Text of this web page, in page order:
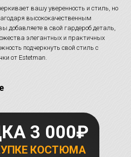
вашу уверенность и стиль, но
высококачественным
добавляете в свой гардероб деталь,
элегантных и практичных
подчеркнуть свой стиль с
от Estetman.
КОСТЮМА
3 000₽